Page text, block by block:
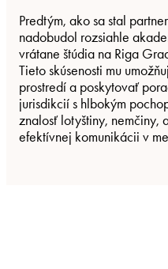
Predtým, ako sa stal
nadobudol rozsiahle
vrátane štúdia na Riga
Tieto skúsenosti mu
prostredí a poskytovať
jurisdikcií s hlbokým
znalosť lotyštiny, nemčiny,
efektívnej komunikácii v